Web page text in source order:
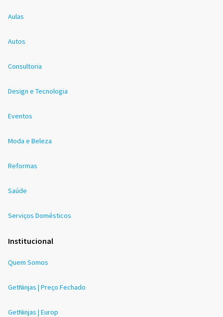
Aulas
Autos
Consultoria
Design e Tecnologia
Eventos
Moda e Beleza
Reformas
Saúde
Serviços Domésticos
Institucional
Quem Somos
GetNinjas | Preço Fechado
GetNinjas | Europ